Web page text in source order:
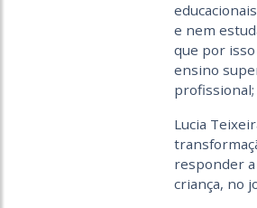
e nem
que por
ensino
Lucia
responder a
criança, no